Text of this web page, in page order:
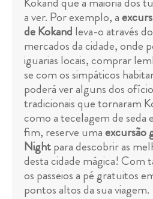
a ver. Por exemplo, a
de Kokand leva-o através
mercados da cidade, onde
iguarias locais, comprar
se com os simpáticos
poderá ver alguns dos
tradicionais que tornaram
como a tecelagem de seda
fim, reserve umaexcursão
Nightpara descobrir as
desta cidade mágica! Com
os passeios a pé gratuitos
pontos altos da sua viagem.